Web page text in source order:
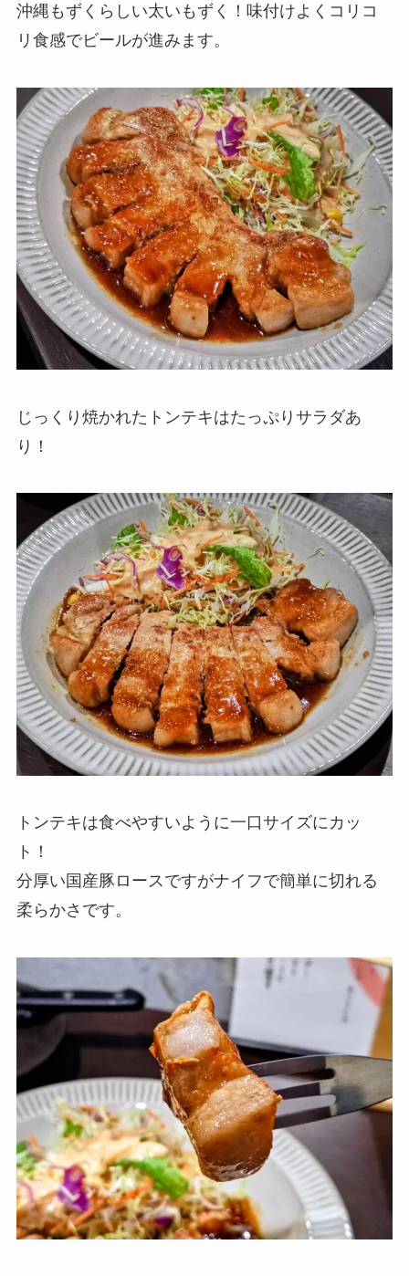
沖縄もずくらしい太いもずく！味付けよくコリコ
リ食感でビールが進みます。
じっくり焼かれたトンテキはたっぷりサラダあ
り！
トンテキは食べやすいように一口サイズにカッ
ト！
分厚い国産豚ロースですがナイフで簡単に切れる
柔らかさです。